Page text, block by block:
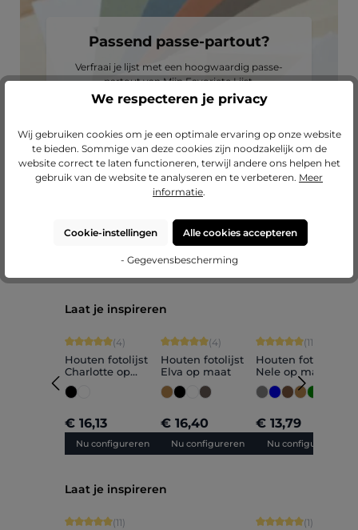
Passend passe-partout?
Verfraai je lijst met een hoogwaardig passe-
partout van Mijn Favoriete Lijst.
Productgalerij overslaan
Laat je inspireren
Gemiddelde waardering van 5 van 5 sterren
(4)
Houten fotolijst
Charlotte op
maat
€ 16,13
Nu configureren
Gemiddelde waardering van 5 van 5
(4)
Houten fotolijst
Elva op maat
€ 16,40
Nu configureren
Gemiddelde
(11)
Houten fotolijst
Nele op maat
€ 13,79
Nu configureren
Productgalerij overslaan
Laat je inspireren
Gemiddelde waardering van 5 van 5 sterren
(11)
Gemiddelde
(1)
We respecteren je privacy
Wij gebruiken cookies om je een optimale ervaring op onze website
te bieden. Sommige van deze cookies zijn noodzakelijk om de
website correct te laten functioneren, terwijl andere ons helpen het
gebruik van de website te analyseren en te verbeteren. Meer
informatie.
Cookie-instellingen Alle cookies accepteren
- Gegevensbescherming